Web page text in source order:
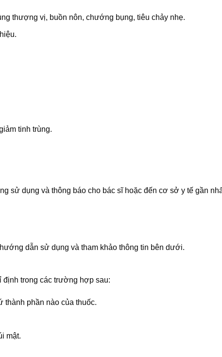
thượng vị, buồn nôn, chướng bụng, tiêu chảy nhẹ.
tinh trùng.
sử dụng và thông báo cho bác sĩ hoặc đến cơ sở y tế gần
dẫn sử dụng và tham khảo thông tin bên dưới.
định trong các trường hợp sau:
thành phần nào của thuốc.
mật.